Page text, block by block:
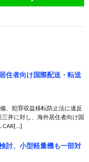
住者向け国際配送・転送
、犯罪収益移転防止法に違反
井に対し、海外居住者向け国
CAR[…]
討、小型軽量機も一部対